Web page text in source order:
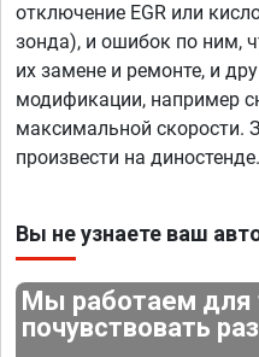
отключение EGR или
зонда), и ошибок по ним,
их замене и ремонте, и
модификации, например
максимальной скорости.
произвести на диностенде.
Вы не узнаете ваш
Мы работаем для
почувствовать